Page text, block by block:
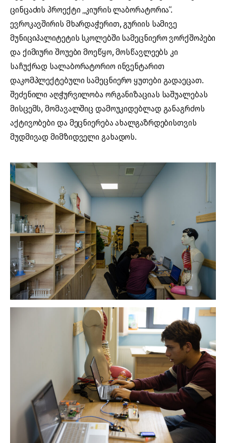
ცინცაძის პროექტი „კიურის ლაბორატორია“.
ევროკავშირის მხარდაჭერით, გურიის სამივე
მუნიციპალიტეტის სკოლებში სამეცნიერო ვორქშოპები
და ქიმიური შოუები მოეწყო, მოსწავლეებს კი
საჩუქრად სალაბორატორიო ინვენტარით
დაკომპლექტებული სამეცნიერო ყუთები გადაეცათ.
შეძენილი აღჭურვილობა ორგანიზაციას საშუალებას
მისცემს, მომავალშიც დამოუკიდებლად განაგრძოს
აქტივობები და მეცნიერება ახალგაზრდებისთვის
მუდმივად მიმზიდველი გახადოს.